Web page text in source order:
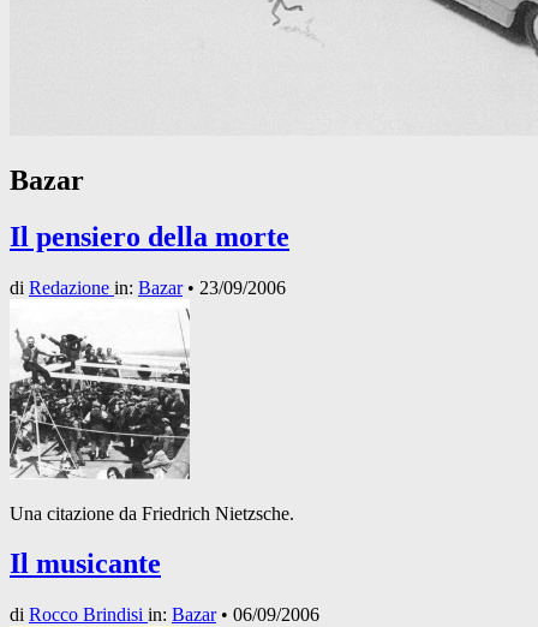
Bazar
Il pensiero della morte
di Redazione in: Bazar• 23/09/2006
Una citazione da Friedrich Nietzsche.
Il musicante
di Rocco Brindisi in: Bazar• 06/09/2006